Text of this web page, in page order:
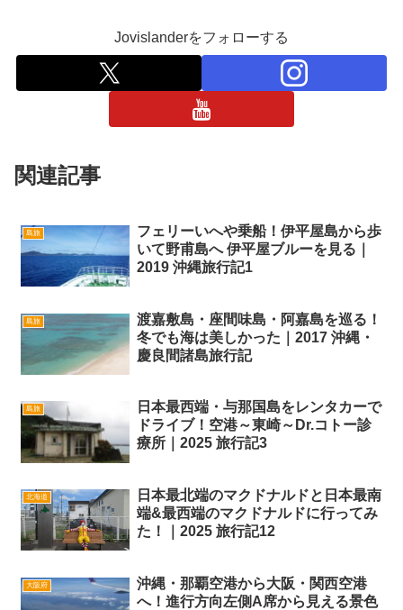
Jovislanderをフォローする
関連記事
島旅
フェリーいへや乗船！伊平屋島から歩
いて野甫島へ 伊平屋ブルーを見る｜
2019 沖縄旅行記1
島旅
渡嘉敷島・座間味島・阿嘉島を巡る！
冬でも海は美しかった｜2017 沖縄・
慶良間諸島旅行記
島旅
日本最西端・与那国島をレンタカーで
ドライブ！空港～東崎～Dr.コトー診
療所｜2025 旅行記3
北海道
日本最北端のマクドナルドと日本最南
端&最西端のマクドナルドに行ってみ
た！｜2025 旅行記12
大阪府
沖縄・那覇空港から大阪・関西空港
へ！進行方向左側A席から見える景色